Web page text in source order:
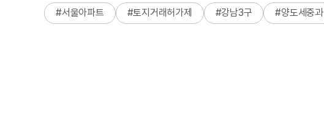
#서울아파트 #토지거래허가제 #강남3구 #양도세중과